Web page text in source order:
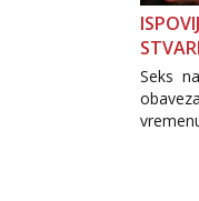
Seks
tema